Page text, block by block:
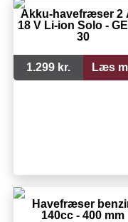
Akku-havefræser
18 V Li-ion Solo -
30
1.299 kr. Læs
Havefræser
140cc - 400 mm